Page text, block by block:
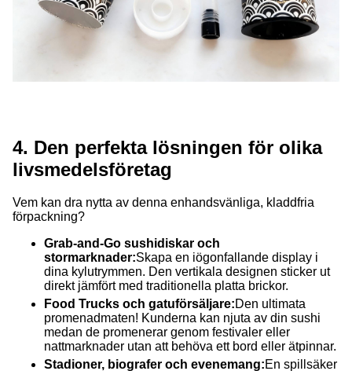
4. Den perfekta lösningen för olika
livsmedelsföretag
Vem kan dra nytta av denna enhandsvänliga, kladdfria
förpackning?
Grab-and-Go sushidiskar och
stormarknader:Skapa en iögonfallande display i
dina kylutrymmen. Den vertikala designen sticker ut
direkt jämfört med traditionella platta brickor.
Food Trucks och gatuförsäljare:Den ultimata
promenadmaten! Kunderna kan njuta av din sushi
medan de promenerar genom festivaler eller
nattmarknader utan att behöva ett bord eller ätpinnar.
Stadioner, biografer och evenemang:En spillsäker